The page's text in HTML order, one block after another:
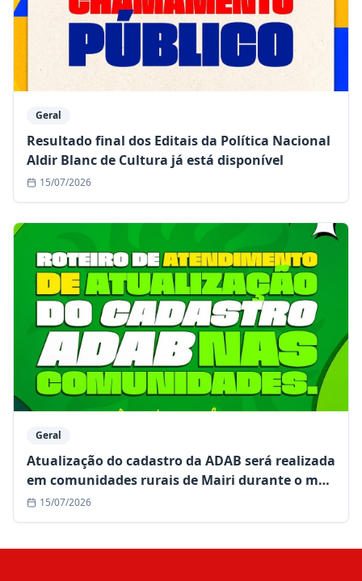
Geral
Resultado final dos Editais da Política Nacional
Aldir Blanc de Cultura já está disponível
15/07/2026
Geral
Atualização do cadastro da ADAB será realizada
em comunidades rurais de Mairi durante o mês
de julho
15/07/2026